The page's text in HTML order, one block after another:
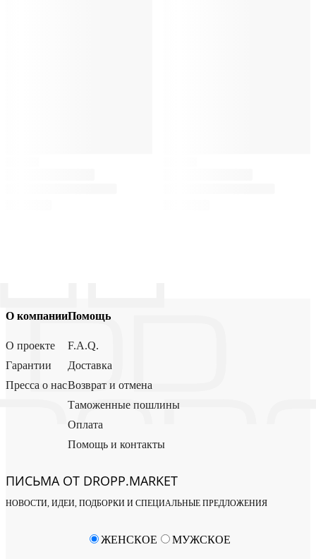
О компании
О проекте
Гарантии
Пресса о нас
Помощь
F.A.Q.
Доставка
Возврат и отмена
Таможенные пошлины
Оплата
Помощь и контакты
ПИСЬМА ОТ DROPP.MARKET
НОВОСТИ, ИДЕИ, ПОДБОРКИ И СПЕЦИАЛЬНЫЕ ПРЕДЛОЖЕНИЯ
ЖЕНСКОЕ МУЖСКОЕ